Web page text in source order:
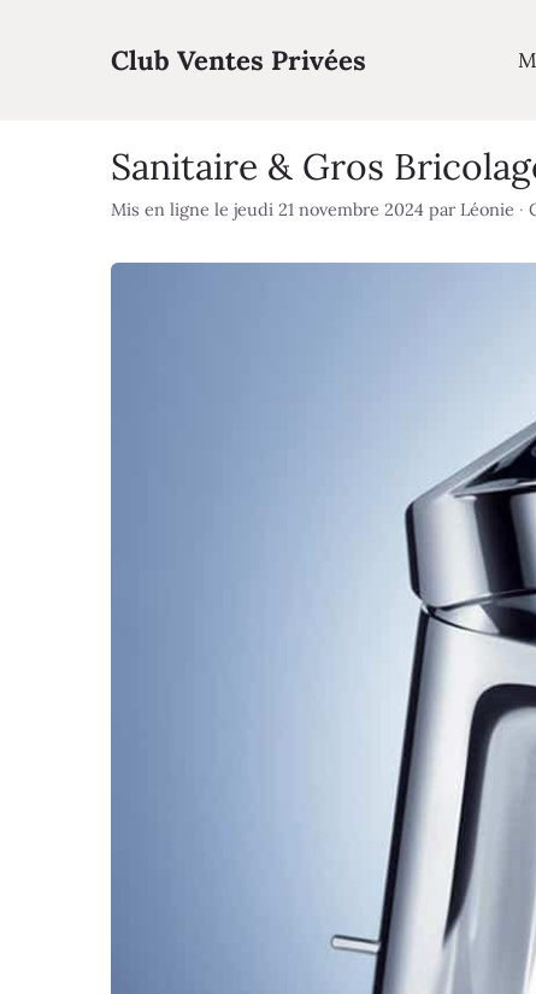
Club Ventes Privées
Sanitaire & Gros
Mis en ligne le jeudi 21 novembre 2024 par Léonie ·